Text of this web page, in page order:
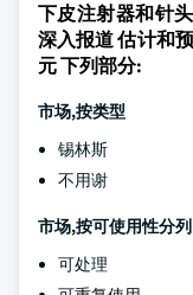
下皮注射器和针
深入报道 估计和
元 下列部分:
市场,按类型
锡林斯
不用谢
市场,按可使用性分列
可处理